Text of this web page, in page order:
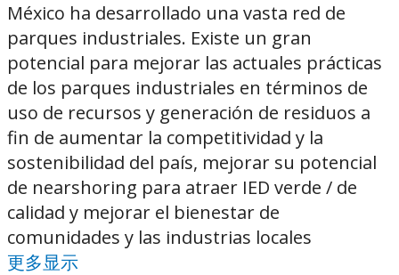
México ha desarrollado una vasta red de
parques industriales. Existe un gran
potencial para mejorar las actuales prácticas
de los parques industriales en términos de
uso de recursos y generación de residuos a
fin de aumentar la competitividad y la
sostenibilidad del país, mejorar su potencial
de nearshoring para atraer IED verde / de
calidad y mejorar el bienestar de
comunidades y las industrias locales
更多显示